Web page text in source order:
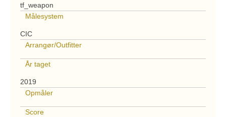
tf_weapon
Målesystem
CIC
Arrangør/Outfitter
År taget
2019
Opmåler
Score